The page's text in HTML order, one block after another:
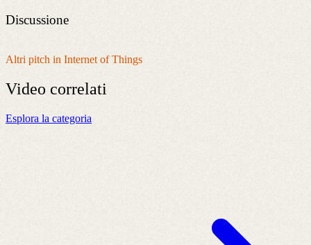
Discussione
Altri pitch in Internet of Things
Video correlati
Esplora la categoria